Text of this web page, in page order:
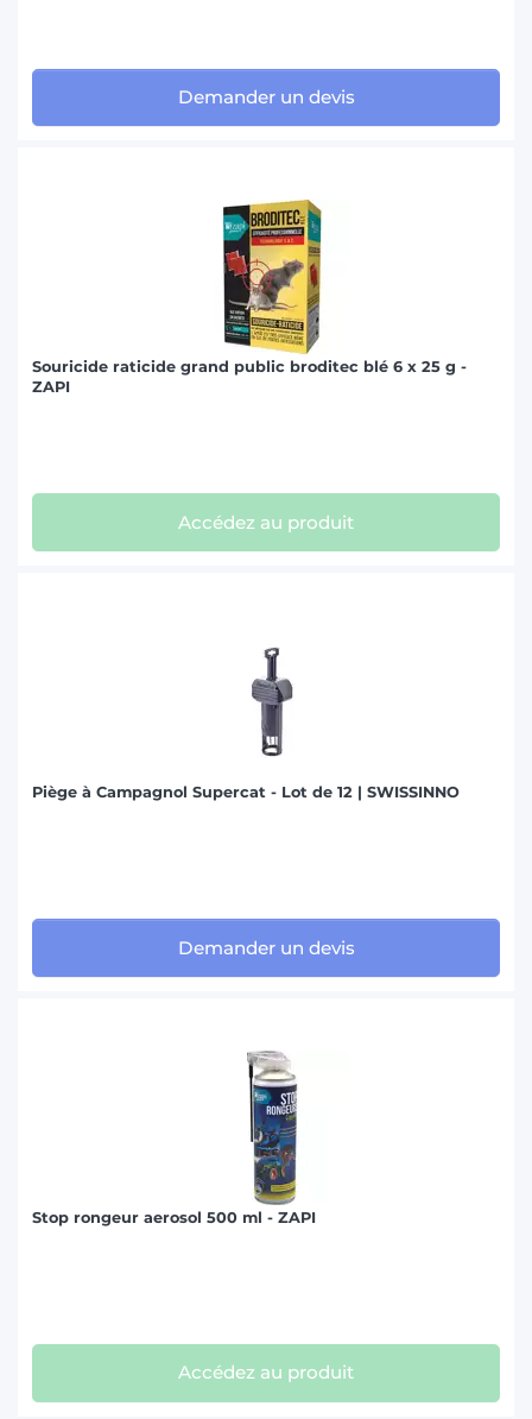
Demander un devis
Souricide raticide grand public broditec blé 6 x 25 g -
ZAPI
Accédez au produit
Piège à Campagnol Supercat - Lot de 12 | SWISSINNO
Demander un devis
Stop rongeur aerosol 500 ml - ZAPI
Accédez au produit